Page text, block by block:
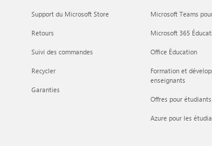
Support du Microsoft Store
Retours
Suivi des commandes
Recycler
Garanties
Microsoft Teams
Microsoft 365
Office Éducation
Formation et
enseignants
Offres pour
Azure pour les